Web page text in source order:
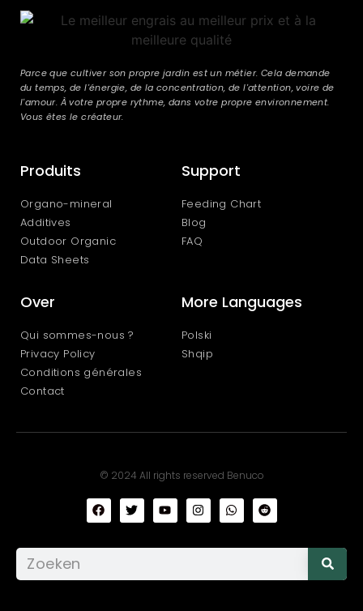
Parce que cultiver son propre jardin est un métier. Cela demande
du temps, de l'énergie, de la concentration, de l'attention, voire de
l'amour. À votre propre rythme, dans votre propre environnement.
Vous êtes le créateur.
Produits
Organo-mineral
Additives
Outdoor Organic
Data Sheets
Support
Feeding Chart
Blog
FAQ
Over
Qui sommes-nous ?
Privacy Policy
Conditions générales
Contact
More Languages
Polski
Shqip
© 2024 All rights reserved Benuco